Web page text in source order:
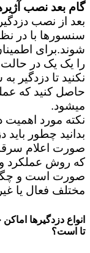
گام بعد نصب
بعد از نصب
سنسورها با در
شوند.برای
را یک یک در
نکنید تا دزدگیر
حاصل کنید که
میشود.
نکته مورد
بدانید چطور باید
صورت اعلام
که روش عملکرد
صورت است و
مختلف فعال یا
انواع دزدگیرها اماکن
تا است؟